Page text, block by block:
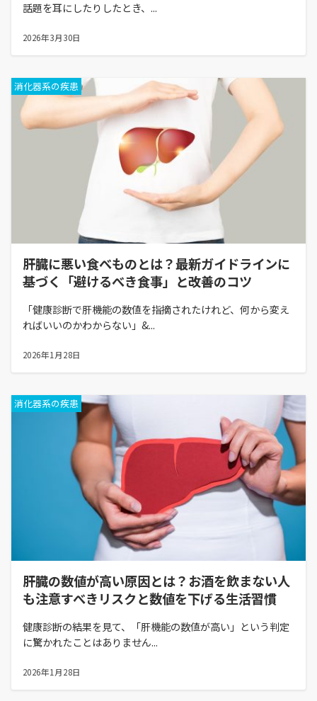
話題を耳にしたりしたとき、...
2026年3月30日
消化器系の疾患
肝臓に悪い食べものとは？最新ガイドラインに
基づく「避けるべき食事」と改善のコツ
「健康診断で肝機能の数値を指摘されたけれど、何から変え
ればいいのかわからない」&...
2026年1月28日
消化器系の疾患
肝臓の数値が高い原因とは？お酒を飲まない人
も注意すべきリスクと数値を下げる生活習慣
健康診断の結果を見て、「肝機能の数値が高い」という判定
に驚かれたことはありません...
2026年1月28日